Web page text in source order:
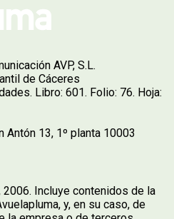
AVP, S.L.
de Cáceres
Libro: 601. Folio: 76. Hoja:
Antón 13, 1º planta 10003
Incluye contenidos de la
y, en su caso, de